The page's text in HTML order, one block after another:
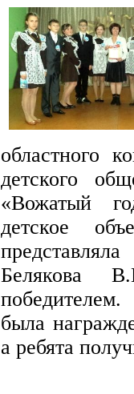
областного
детского
«Вожатый
детское
Белякова
была
а ребята